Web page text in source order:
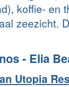
koffie- en
zeezicht.
- Elia
Utopia